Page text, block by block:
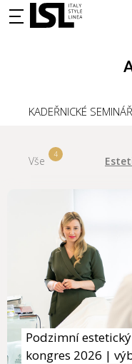
KADEŘNICKÉ
Vše 4
Podzimní estetický
kongres 2026 |